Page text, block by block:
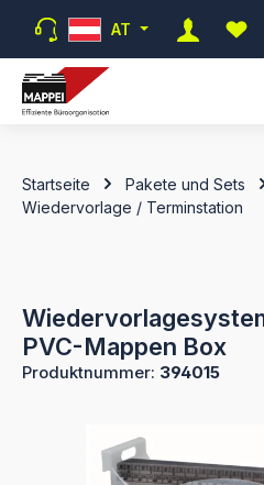
Zum Hauptinhalt springen
AT
Du
Startseite
Pakete und Sets
Wiedervorlage / Terminstation
PVC-Mappen Box
Produktnummer: 394015
Bildergalerie überspringen